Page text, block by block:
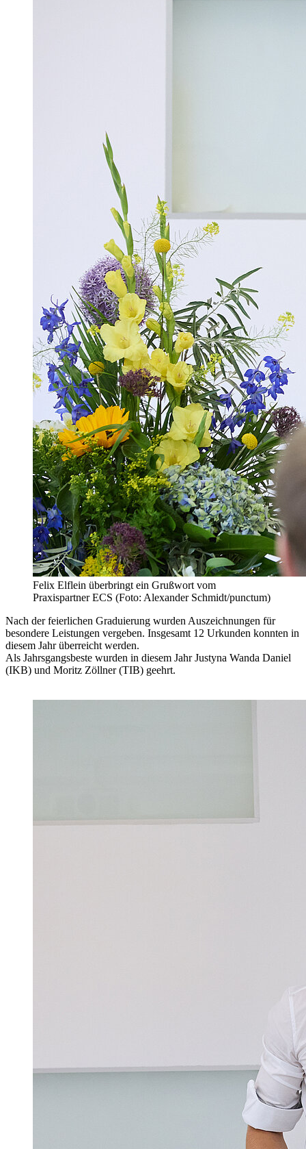
Felix Elflein überbringt ein Grußwort vom
Praxispartner ECS (Foto: Alexander Schmidt/punctum)
Nach der feierlichen Graduierung wurden Auszeichnungen für
besondere Leistungen vergeben. Insgesamt 12 Urkunden konnten in
diesem Jahr überreicht werden.
Als Jahrsgangsbeste wurden in diesem Jahr Justyna Wanda Daniel
(IKB) und Moritz Zöllner (TIB) geehrt.